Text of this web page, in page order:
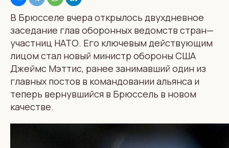
В Брюсселе вчера открылось двухдневное
заседание глав оборонных ведомств стран—
участниц НАТО. Его ключевым действующим
лицом стал новый министр обороны США
Джеймс Мэттис, ранее занимавший один из
главных постов в командовании альянса и
теперь вернувшийся в Брюссель в новом
качестве.